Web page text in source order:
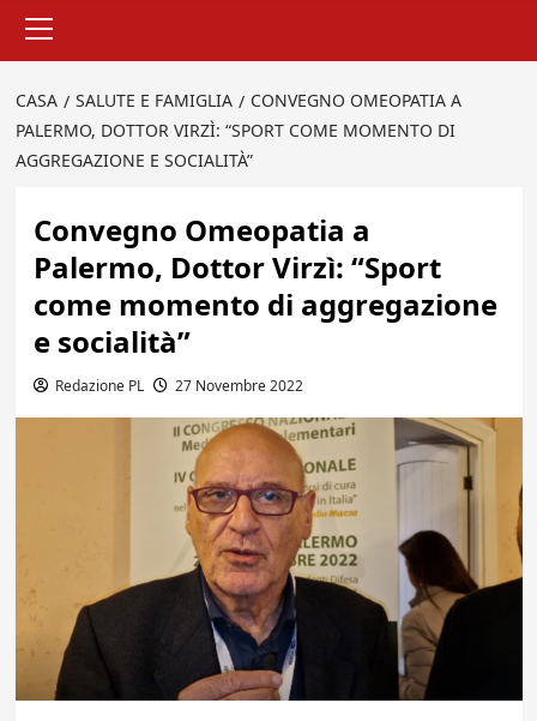
principale
CASA SALUTE E FAMIGLIA
CONVEGNO OMEOPATIA A
PALERMO, DOTTOR VIRZÌ: “SPORT COME MOMENTO DI
AGGREGAZIONE E SOCIALITÀ”
Convegno Omeopatia a
Palermo, Dottor Virzì: “Sport
come momento di aggregazione
e socialità”
Redazione PL 27 Novembre 2022